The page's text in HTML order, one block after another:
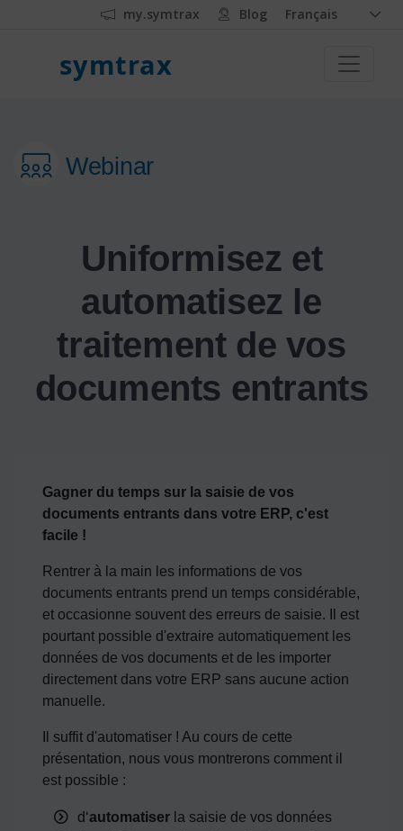
my.symtrax Blog Français
symtrax
Webinar
Uniformisez et
automatisez le
traitement de vos
documents entrants
Gagner du temps sur la saisie de vos
documents entrants dans votre ERP, c'est
facile !
Rentrer à la main les informations de vos
documents entrants prend un temps considérable,
et occasionne souvent des erreurs de saisie. Il est
pourtant possible d'extraire automatiquement les
données de vos documents et de les importer
directement dans votre ERP sans aucune action
manuelle.
Il suffit d'automatiser ! Au cours de cette
présentation, nous vous montrerons comment il
est possible :
d‘automatiserla saisie de vos données